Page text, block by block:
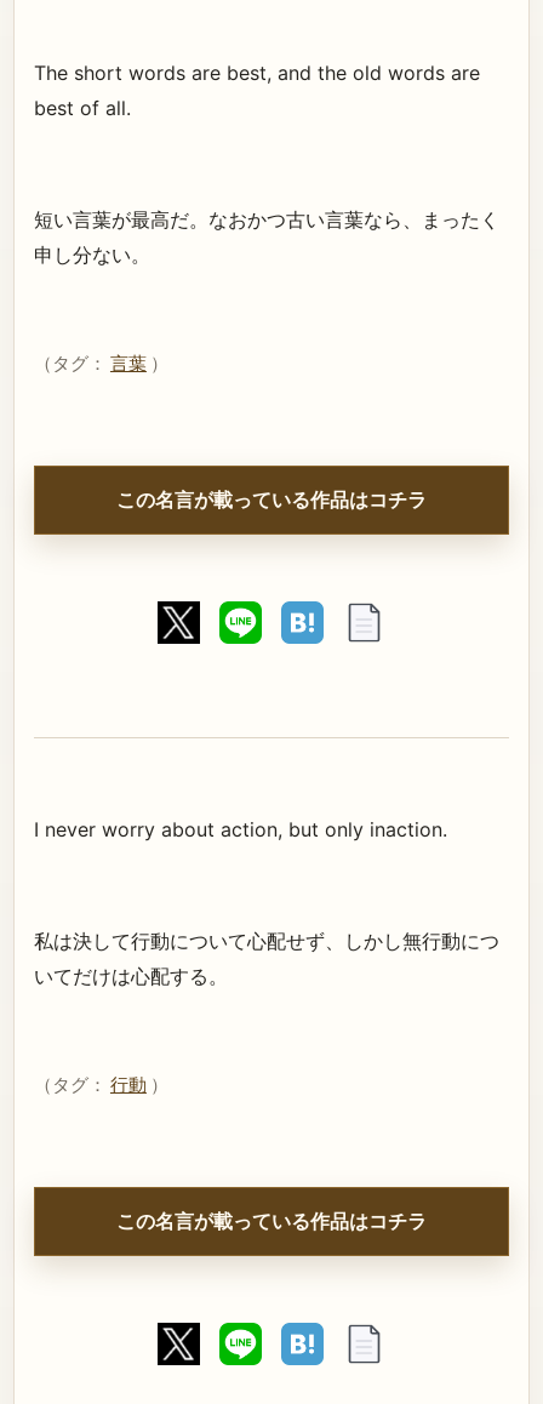
The short words are best, and the old words are
best of all.
短い言葉が最高だ。なおかつ古い言葉なら、まったく
申し分ない。
（タグ： 言葉 ）
この名言が載っている作品はコチラ
I never worry about action, but only inaction.
私は決して行動について心配せず、しかし無行動につ
いてだけは心配する。
（タグ： 行動 ）
この名言が載っている作品はコチラ